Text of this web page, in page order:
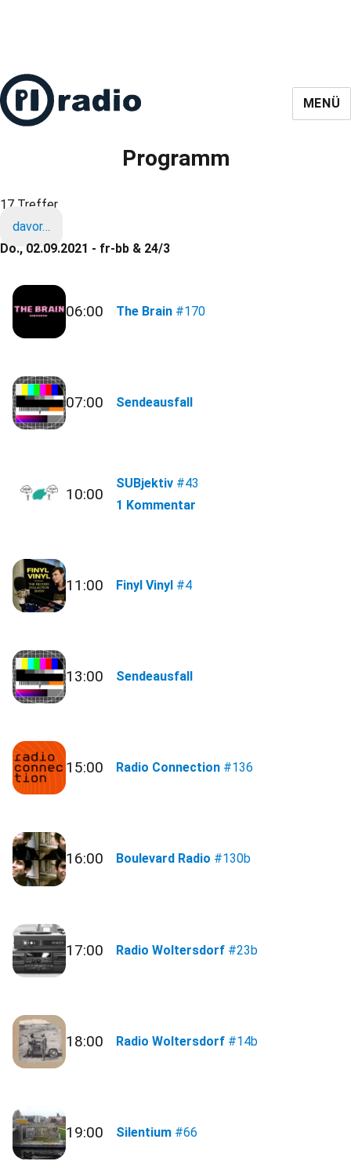
MENÜ
Programm
17 Treffer
davor…
Do., 02.09.2021 - fr-bb & 24/3
06:00 The Brain #170
07:00 Sendeausfall
10:00
SUBjektiv #43
1 Kommentar
11:00 Finyl Vinyl #4
13:00 Sendeausfall
15:00 Radio Connection #136
16:00 Boulevard Radio #130b
17:00 Radio Woltersdorf #23b
18:00 Radio Woltersdorf #14b
19:00 Silentium #66